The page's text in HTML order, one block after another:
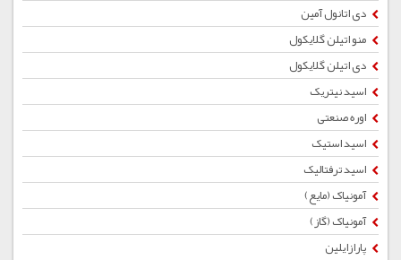
دی اتانول آمین
منو اتیلن گلایکول
دی اتیلن گلایکول
اسید نیتریک
اوره صنعتی
اسید استیک
اسید ترفتالیک
آمونیاک (مایع)
آمونیاک (گاز)
پارازایلین